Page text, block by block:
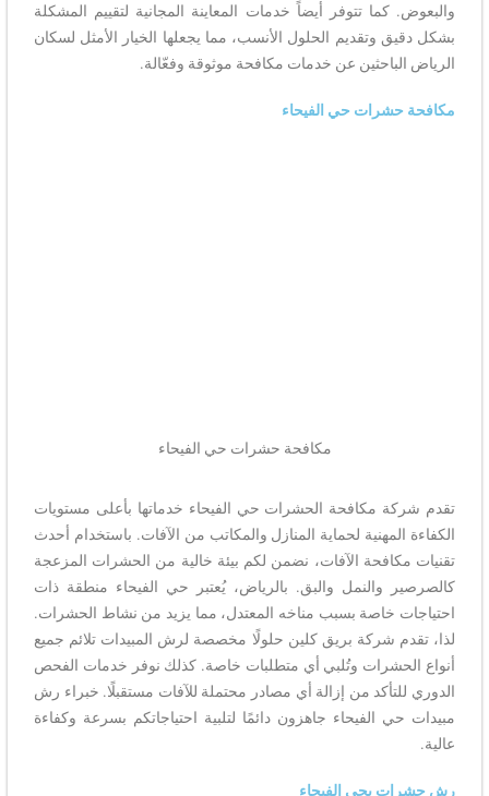
والبعوض. كما تتوفر أيضاً خدمات المعاينة المجانية لتقييم المشكلة
بشكل دقيق وتقديم الحلول الأنسب، مما يجعلها الخيار الأمثل لسكان
الرياض الباحثين عن خدمات مكافحة موثوقة وفعّالة.
مكافحة حشرات حي الفيحاء
مكافحة حشرات حي الفيحاء
تقدم شركة مكافحة الحشرات حي الفيحاء خدماتها بأعلى مستويات
الكفاءة المهنية لحماية المنازل والمكاتب من الآفات. باستخدام أحدث
تقنيات مكافحة الآفات، نضمن لكم بيئة خالية من الحشرات المزعجة
كالصرصير والنمل والبق. بالرياض، يُعتبر حي الفيحاء منطقة ذات
احتياجات خاصة بسبب مناخه المعتدل، مما يزيد من نشاط الحشرات.
لذا، تقدم شركة بريق كلين حلولًا مخصصة لرش المبيدات تلائم جميع
أنواع الحشرات وتُلبي أي متطلبات خاصة. كذلك نوفر خدمات الفحص
الدوري للتأكد من إزالة أي مصادر محتملة للآفات مستقبلًا. خبراء رش
مبيدات حي الفيحاء جاهزون دائمًا لتلبية احتياجاتكم بسرعة وكفاءة
عالية.
رش حشرات بحي الفيحاء